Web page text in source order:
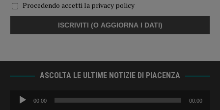
Procedendo accetti la privacy policy
ASCOLTA LE ULTIME NOTIZIE DI PIACENZA
Audio
Player
00:00 00:00